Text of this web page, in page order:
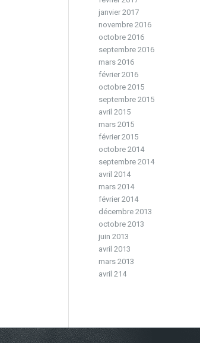
janvier 2017
novembre 2016
octobre 2016
septembre 2016
mars 2016
février 2016
octobre 2015
septembre 2015
avril 2015
mars 2015
février 2015
octobre 2014
septembre 2014
avril 2014
mars 2014
février 2014
décembre 2013
octobre 2013
juin 2013
avril 2013
mars 2013
avril 214